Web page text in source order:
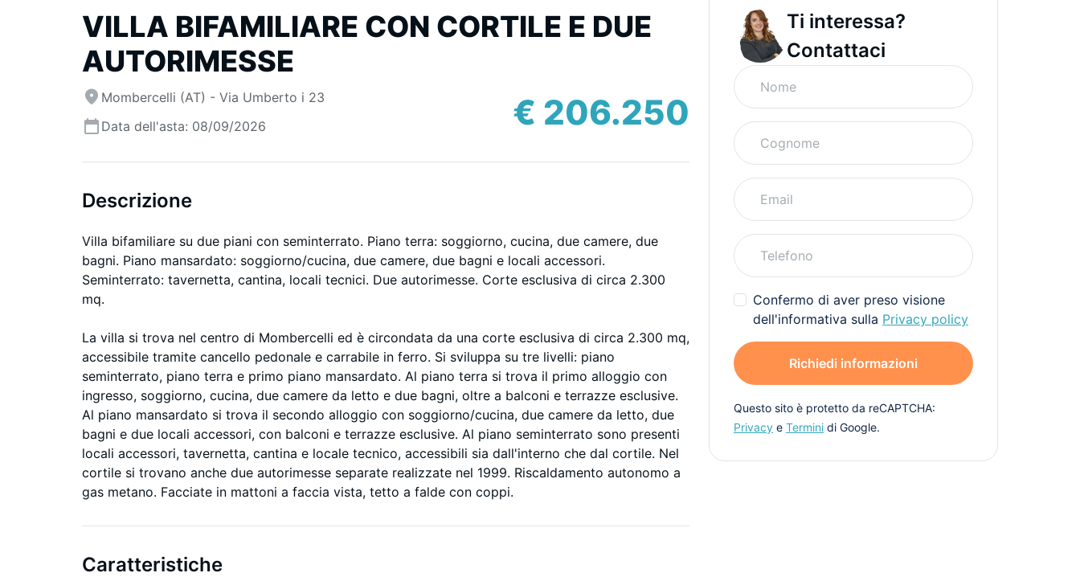
VILLA BIFAMILIARE CON CORTILE E DUE
AUTORIMESSE
Mombercelli (AT) - Via Umberto i 23
Data dell'asta: 08/09/2026
€ 206.250
Descrizione
Villa bifamiliare su due piani con seminterrato. Piano terra: soggiorno, cucina, due camere, due
bagni. Piano mansardato: soggiorno/cucina, due camere, due bagni e locali accessori.
Seminterrato: tavernetta, cantina, locali tecnici. Due autorimesse. Corte esclusiva di circa 2.300
mq.
La villa si trova nel centro di Mombercelli ed è circondata da una corte esclusiva di circa 2.300 mq,
accessibile tramite cancello pedonale e carrabile in ferro. Si sviluppa su tre livelli: piano
seminterrato, piano terra e primo piano mansardato. Al piano terra si trova il primo alloggio con
ingresso, soggiorno, cucina, due camere da letto e due bagni, oltre a balconi e terrazze esclusive.
Al piano mansardato si trova il secondo alloggio con soggiorno/cucina, due camere da letto, due
bagni e due locali accessori, con balconi e terrazze esclusive. Al piano seminterrato sono presenti
locali accessori, tavernetta, cantina e locale tecnico, accessibili sia dall'interno che dal cortile. Nel
cortile si trovano anche due autorimesse separate realizzate nel 1999. Riscaldamento autonomo a
gas metano. Facciate in mattoni a faccia vista, tetto a falde con coppi.
Caratteristiche
Ti interessa?
Contattaci
Confermo di aver preso visione
dell'informativa sulla Privacy policy
Richiedi informazioni
Questo sito è protetto da reCAPTCHA:
Privacy e Termini di Google.